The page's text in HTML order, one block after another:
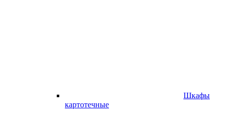
Шкафы
картотечные